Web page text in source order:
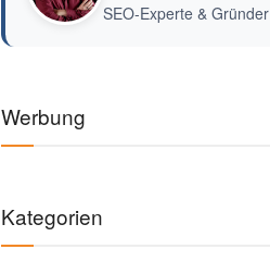
SEO-Experte & Gründer
Werbung
Kategorien